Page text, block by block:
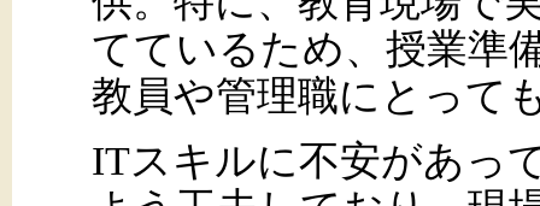
てているため、授業準
教員や管理職にとって
ITスキルに不安があっ